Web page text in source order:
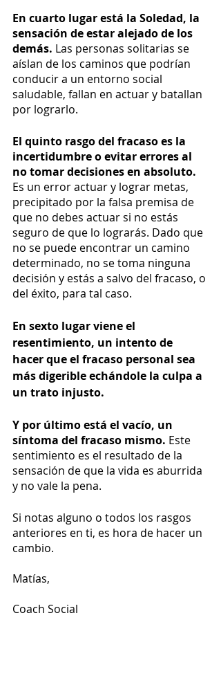
En cuarto lugar está la Soledad, la
sensación de estar alejado de los
demás. Las personas solitarias se
aíslan de los caminos que podrían
conducir a un entorno social
saludable, fallan en actuar y batallan
por lograrlo.
El quinto rasgo del fracaso es la
incertidumbre o evitar errores al
no tomar decisiones en absoluto.
Es un error actuar y lograr metas,
precipitado por la falsa premisa de
que no debes actuar si no estás
seguro de que lo lograrás. Dado que
no se puede encontrar un camino
determinado, no se toma ninguna
decisión y estás a salvo del fracaso, o
del éxito, para tal caso.
En sexto lugar viene el
resentimiento, un intento de
hacer que el fracaso personal sea
más digerible echándole la culpa a
un trato injusto.
Y por último está el vacío, un
síntoma del fracaso mismo. Este
sentimiento es el resultado de la
sensación de que la vida es aburrida
y no vale la pena.
Si notas alguno o todos los rasgos
anteriores en ti, es hora de hacer un
cambio.
Matías,
Coach Social